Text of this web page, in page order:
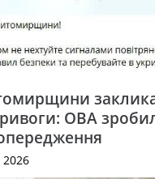
ОВА
2026